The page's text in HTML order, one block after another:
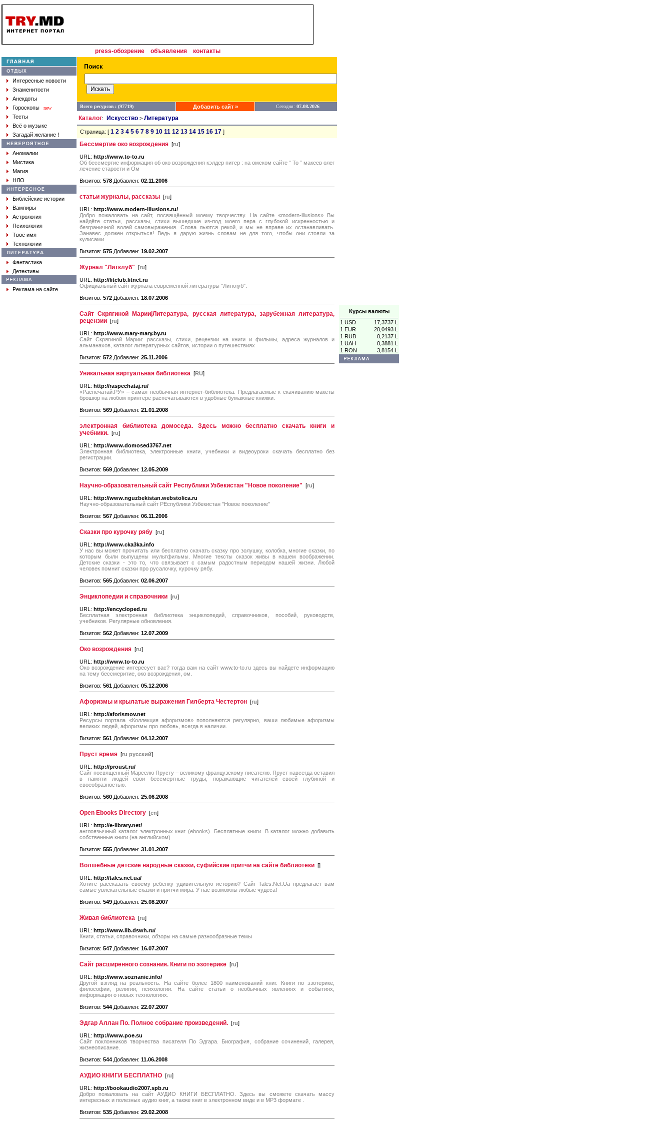
Курсы валюты
1 USD
17,3737 L
1 EUR
20,0493 L
1 RUB
0,2137 L
1 UAH
0,3881 L
1 RON
3,8154 L
press-обозрение объявления контакты
Интересные новости
Знаменитости
Анекдоты
Гороскопы
new
Тесты
Всё о музыке
Загадай желание !
Аномалии
Мистика
Магия
НЛО
Библейские истории
Вампиры
Астрология
Психология
Твоё имя
Технологии
Фантастика
Детективы
Реклама на сайте
Всего ресурсов : (97719) Добавить сайт » Сегодня: 07.08.2026
Каталог: Искусство > Литература
Страница: [ 1 2 3 4 5 6 7 8 9 10 11 12 13 14 15 16 17 ]
Бессмертие око возрождения [ru]
URL: http://www.to-to.ru
Об бессмертие информация об око возрождения кэлдер питер : на омском сайте “ То ” макеев олег
лечение старости и Ом
Визитов: 578 Добавлен: 02.11.2006
статьи журналы, рассказы [ru]
URL: http://www.modern-illusions.ru/
Добро пожаловать на сайт, посвящённый моему творчеству. На сайте «modern-illusions» Вы
найдёте статьи, рассказы, стихи вышедшие из-под моего пера с глубокой искренностью и
безграничной волей самовыражения. Слова льются рекой, и мы не вправе их останавливать.
Занавес должен открыться! Ведь я дарую жизнь словам не для того, чтобы они стояли за
кулисами.
Визитов: 575 Добавлен: 19.02.2007
Журнал "Литклуб" [ru]
URL: http://litclub.litnet.ru
Официальный сайт журнала современной литературы "Литклуб".
Визитов: 572 Добавлен: 18.07.2006
Сайт Скрягиной Марии|Литература, русская литература, зарубежная литература,
рецензии [ru]
URL: http://www.mary-mary.by.ru
Сайт Скрягиной Марии: рассказы, стихи, рецензии на книги и фильмы, адреса журналов и
альманахов, каталог литературных сайтов, истории о путешествиях
Визитов: 572 Добавлен: 25.11.2006
Уникальная виртуальная библиотека [RU]
URL: http://raspechataj.ru/
«Распечатай.РУ» – самая необычная интернет-библиотека. Предлагаемые к скачиванию макеты
брошюр на любом принтере распечатываются в удобные бумажные книжки.
Визитов: 569 Добавлен: 21.01.2008
электронная библиотека домоседа. Здесь можно бесплатно скачать книги и
учебники. [ru]
URL: http://www.domosed3767.net
Электронная библиотека, электронные книги, учебники и видеоуроки скачать бесплатно без
регистрации.
Визитов: 569 Добавлен: 12.05.2009
Научно-образовательный сайт Республики Узбекистан "Новое поколение" [ru]
URL: http://www.nguzbekistan.webstolica.ru
Научно-образовательный сайт РЕспублики Узбекистан "Новое поколение"
Визитов: 567 Добавлен: 06.11.2006
Сказки про курочку рябу [ru]
URL: http://www.cka3ka.info
У нас вы может прочитать или бесплатно скачать сказку про золушку, колобка, многие сказки, по
которым были выпущены мультфильмы. Многие тексты сказок живы в нашем воображении.
Детские сказки - это то, что связывает с самым радостным периодом нашей жизни. Любой
человек помнит сказки про русалочку, курочку рябу.
Визитов: 565 Добавлен: 02.06.2007
Энциклопедии и справочники [ru]
URL: http://encycloped.ru
Бесплатная электронная библиотека энциклопедий, справочников, пособий, руководств,
учебников. Регулярные обновления.
Визитов: 562 Добавлен: 12.07.2009
Око возрождения [ru]
URL: http://www.to-to.ru
Око возрождение интересует вас? тогда вам на сайт www.to-to.ru здесь вы найдете информацию
на тему бессмеритие, око возрождения, ом.
Визитов: 561 Добавлен: 05.12.2006
Афоризмы и крылатые выражения Гилберта Честертон [ru]
URL: http://aforismov.net
Ресурсы портала «Коллекция афоризмов» пополняются регулярно, ваши любимые афоризмы
великих людей, афоризмы про любовь, всегда в наличии.
Визитов: 561 Добавлен: 04.12.2007
Пруст время [ru русский]
URL: http://proust.ru/
Сайт посвященный Марселю Прусту – великому французскому писателю. Пруст навсегда оставил
в памяти людей свои бессмертные труды, поражающие читателей своей глубиной и
своеобразностью.
Визитов: 560 Добавлен: 25.06.2008
Open Ebooks Directory [en]
URL: http://e-library.net/
англоязычный каталог электронных книг (ebooks). Бесплатные книги. В каталог можно добавить
собственные книги (на английском).
Визитов: 555 Добавлен: 31.01.2007
Волшебные детские народные сказки, суфийские притчи на сайте библиотеки []
URL: http://tales.net.ua/
Хотите рассказать своему ребенку удивительную историю? Сайт Tales.Net.Ua предлагает вам
самые увлекательные сказки и притчи мира. У нас возможны любые чудеса!
Визитов: 549 Добавлен: 25.08.2007
Живая библиотека [ru]
URL: http://www.lib.dswh.ru/
Книги, статьи, справочники, обзоры на самые разнообразные темы
Визитов: 547 Добавлен: 16.07.2007
Сайт расширенного сознания. Книги по эзотерике [ru]
URL: http://www.soznanie.info/
Другой взгляд на реальность. На сайте более 1800 наименований книг. Книги по эзотерике,
философии, религии, психологии. На сайте статьи о необычных явлениях и событиях,
информация о новых технологиях.
Визитов: 544 Добавлен: 22.07.2007
Эдгар Аллан По. Полное собрание произведений. [ru]
URL: http://www.poe.su
Сайт поклонников творчества писателя По Эдгара. Биография, собрание сочинений, галерея,
жизнеописание.
Визитов: 544 Добавлен: 11.06.2008
АУДИО КНИГИ БЕСПЛАТНО [ru]
URL: http://bookaudio2007.spb.ru
Добро пожаловать на сайт АУДИО КНИГИ БЕСПЛАТНО. Здесь вы сможете скачать массу
интересных и полезных аудио книг, а также книг в электронном виде и в MP3 формате .
Визитов: 535 Добавлен: 29.02.2008